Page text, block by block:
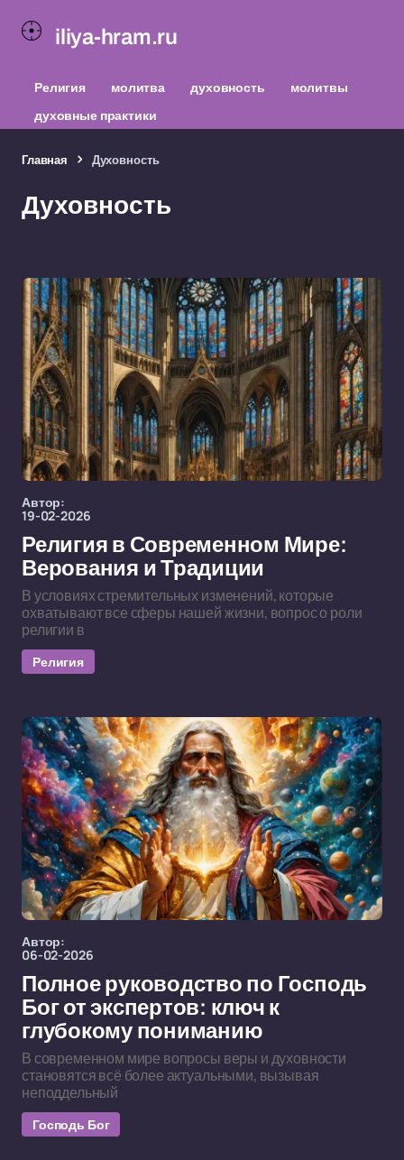
iliya-hram.ru
Религия молитва духовность
молитвы
духовные практики
Главная Духовность
Духовность
Автор:
19-02-2026
Религия в Современном Мире:
Верования и Традиции
В условиях стремительных изменений, которые
охватывают все сферы нашей жизни, вопрос о роли
религии в
Религия
Автор:
06-02-2026
Полное руководство по Господь
Бог от экспертов: ключ к
глубокому пониманию
В современном мире вопросы веры и духовности
становятся всё более актуальными, вызывая
неподдельный
Господь Бог